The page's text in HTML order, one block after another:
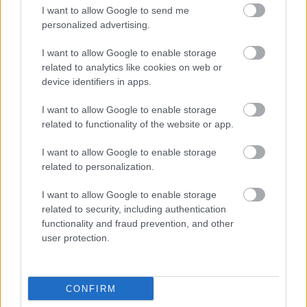
I want to allow Google to send me
personalized advertising.
I want to allow Google to enable storage
related to analytics like cookies on web or
device identifiers in apps.
I want to allow Google to enable storage
related to functionality of the website or app.
I want to allow Google to enable storage
related to personalization.
I want to allow Google to enable storage
related to security, including authentication
functionality and fraud prevention, and other
user protection.
CONFIRM
PODCAST-SOROZATOT INDÍT A HUMDA